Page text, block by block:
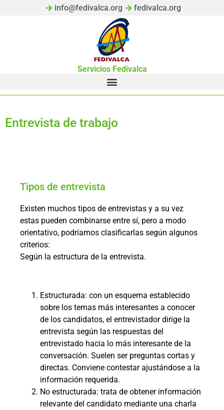
info@fedivalca.org fedivalca.org
Servicios Fedivalca
Entrevista de trabajo
Tipos de entrevista
Existen muchos tipos de entrevistas y a su vez
estas pueden combinarse entre sí, pero a modo
orientativo, podríamos clasificarlas según algunos
criterios:
Según la estructura de la entrevista.
Estructurada: con un esquema establecido
sobre los temas más interesantes a conocer
de los candidatos, el entrevistador dirige la
entrevista según las respuestas del
entrevistado hacia lo más interesante de la
conversación. Suelen ser preguntas cortas y
directas. Conviene contestar ajustándose a la
información requerida.
No estructurada: trata de obtener información
relevante del candidato mediante una charla